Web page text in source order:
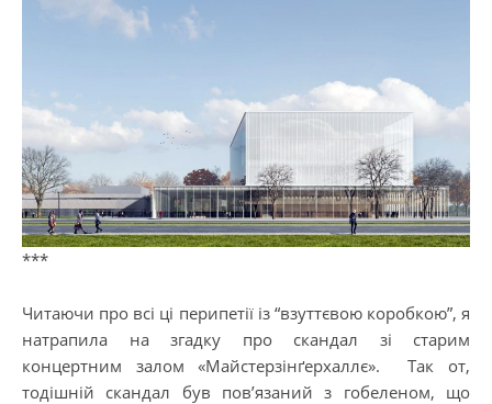
***
Читаючи про всі ці перипетії із “взуттєвою коробкою”, я
натрапила на згадку про скандал зі старим
концертним залом «Майстерзінґерхаллє». Так от,
тодішній скандал був пов’язаний з гобеленом, що